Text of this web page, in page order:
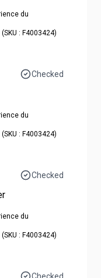
du
: F4003424)
Checked
du
: F4003424)
Checked
du
: F4003424)
Checked